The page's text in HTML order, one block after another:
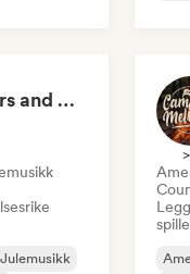
Country: Guitars and Gravel Roads
Julemusikk